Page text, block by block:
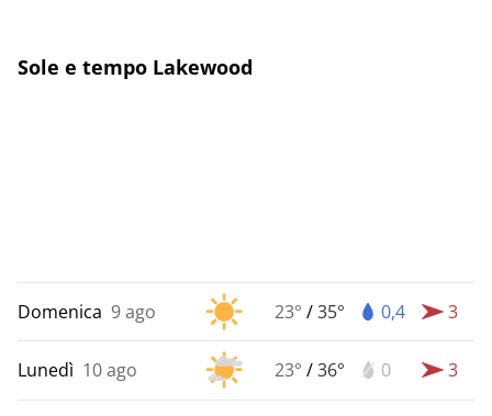
Sole e tempo Lakewood
Domenica 9 ago 23° /35° 0,4 3
Lunedì 10 ago 23° /36° 0 3